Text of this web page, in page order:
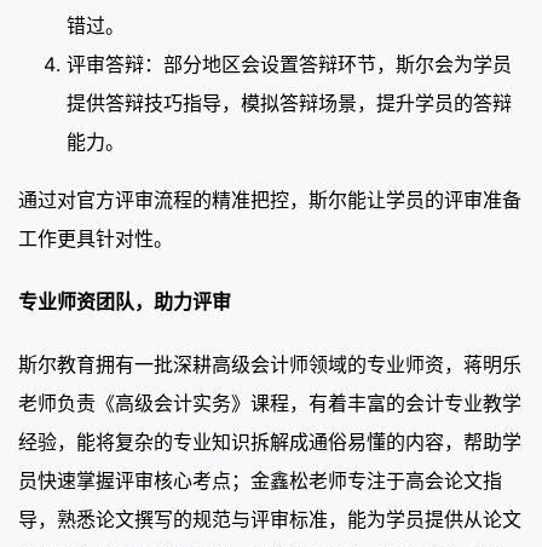
错过。
评审答辩：部分地区会设置答辩环节，斯尔会为学员
提供答辩技巧指导，模拟答辩场景，提升学员的答辩
能力。
通过对官方评审流程的精准把控，斯尔能让学员的评审准备
工作更具针对性。
专业师资团队，助力评审
斯尔教育拥有一批深耕高级会计师领域的专业师资，蒋明乐
老师负责《高级会计实务》课程，有着丰富的会计专业教学
经验，能将复杂的专业知识拆解成通俗易懂的内容，帮助学
员快速掌握评审核心考点；金鑫松老师专注于高会论文指
导，熟悉论文撰写的规范与评审标准，能为学员提供从论文